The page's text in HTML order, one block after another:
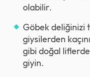
olabilir.
Göbek deliğinizi
giysilerden
gibi doğal
giyin.